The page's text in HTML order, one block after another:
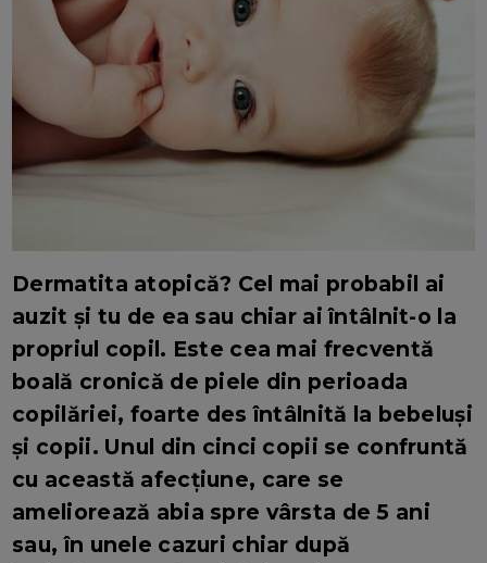
Dermatita atopică? Cel mai probabil ai
auzit și tu de ea sau chiar ai întâlnit-o la
propriul copil. Este cea mai frecventă
boală cronică de piele din perioada
copilăriei, foarte des întâlnită la bebeluși
și copii. Unul din cinci copii se confruntă
cu această afecțiune, care se
ameliorează abia spre vârsta de 5 ani
sau, în unele cazuri chiar după